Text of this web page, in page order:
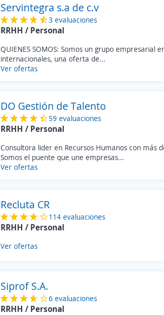
Servintegra s.a de c.v
3 evaluaciones
RRHH / Personal
QUIENES SOMOS: Somos un grupo empresarial
internacionales, una oferta de...
Ver ofertas
DO Gestión de Talento
59 evaluaciones
RRHH / Personal
Consultora lider en Recursos Humanos con más
Somos el puente que une empresas...
Ver ofertas
Recluta CR
114 evaluaciones
RRHH / Personal
Ver ofertas
Siprof S.A.
6 evaluaciones
RRHH / Personal